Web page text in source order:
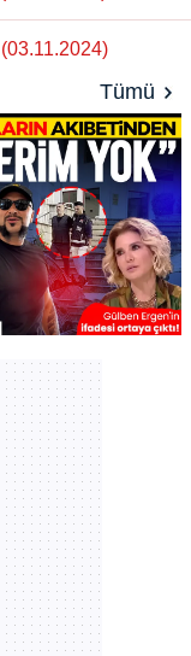
(03.11.2024)
Tümü